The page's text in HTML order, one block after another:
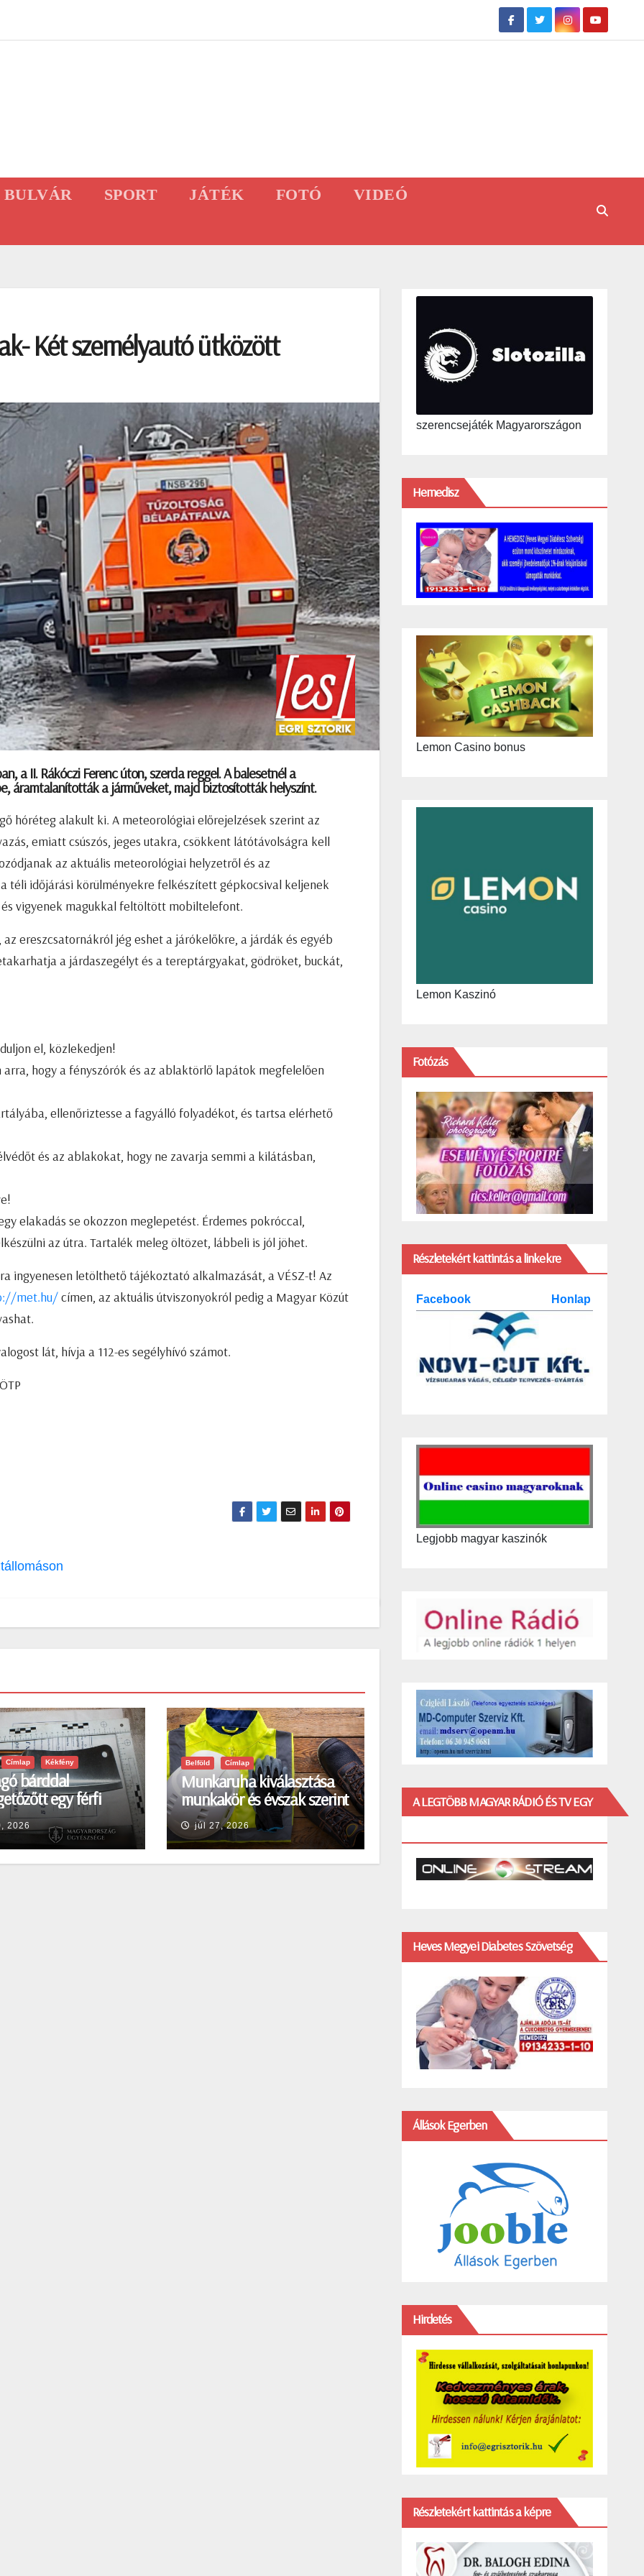
BULVÁR SPORT JÁTÉK FOTÓ
VIDEÓ
Két személyautó ütközött
a II. Rákóczi Ferenc úton, szerda reggel. A balesetnél a
áramtalanították a járműveket, majd biztosították helyszínt.
hóréteg alakult ki. A meteorológiai előrejelzések szerint az
emiatt csúszós, jeges utakra, csökkent látótávolságra kell
az aktuális meteorológiai helyzetről és az
téli időjárási körülményekre felkészített gépkocsival keljenek
vigyenek magukkal feltöltött mobiltelefont.
ereszcsatornákról jég eshet a járókelőkre, a járdák és egyéb
a járdaszegélyt és a tereptárgyakat, gödröket, buckát,
el, közlekedjen!
hogy a fényszórók és az ablaktörlő lapátok megfelelően
ellenőriztesse a fagyálló folyadékot, és tartsa elérhető
és az ablakokat, hogy ne zavarja semmi a kilátásban,
elakadás se okozzon meglepetést. Érdemes pokróccal,
az útra. Tartalék meleg öltözet, lábbeli is jól jöhet.
ingyenesen letölthető tájékoztató alkalmazását, a VÉSZ-t! Az
met.hu/címen, az aktuális útviszonyokról pedig a Magyar Közút
lát, hívja a 112-es segélyhívó számot.
Címlap Kékfény
bárddal
egy férfi
2026
Belföld Címlap
Munkaruha kiválasztása
munkakör és évszak szerint
júl 27, 2026
szerencsejáték Magyarországon
Hemedisz
Lemon Casino bonus
Lemon Kaszinó
Fotózás
Részletekért kattintás a linkekre
Facebook Honlap
Legjobb magyar kaszinók
A LEGTÖBB MAGYAR RÁDIÓ ÉS TV EGY
Heves Megyei Diabetes Szövetség
Állások Egerben
Hirdetés
Részletekért kattintás a képre